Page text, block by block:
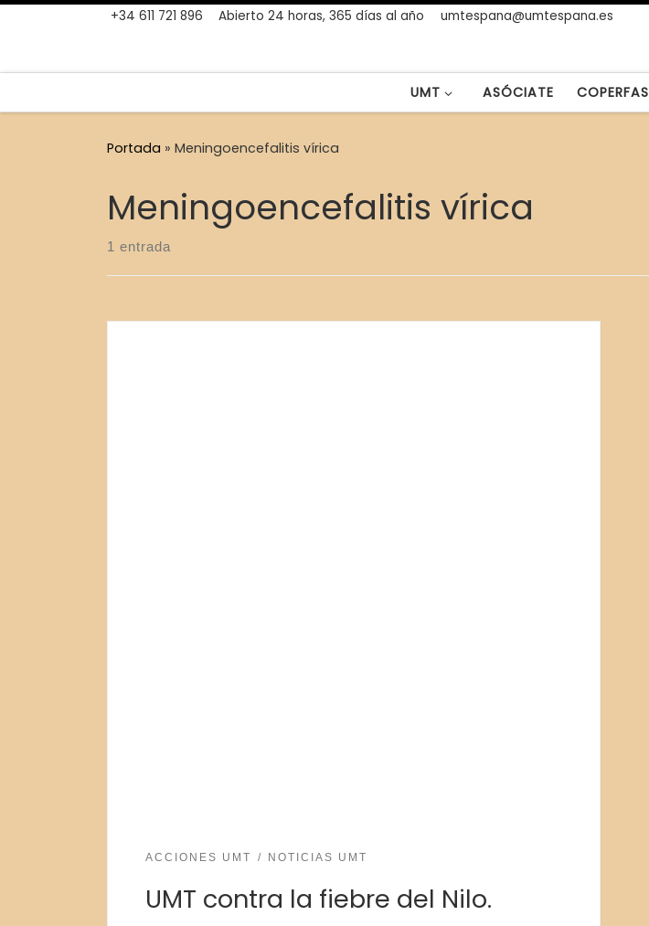
+34 611 721 896 Abierto 24 horas, 365 días al año umtespana@umtespana.es
UMT ASÓCIATE COPERFAS
Portada » Meningoencefalitis vírica
Meningoencefalitis vírica
1 entrada
ACCIONES UMT NOTICIAS UMT
UMT contra la fiebre del Nilo.